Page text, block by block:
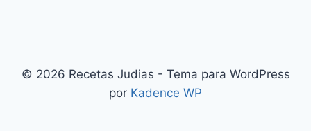
© 2026 Recetas Judias - Tema para WordPress
por Kadence WP